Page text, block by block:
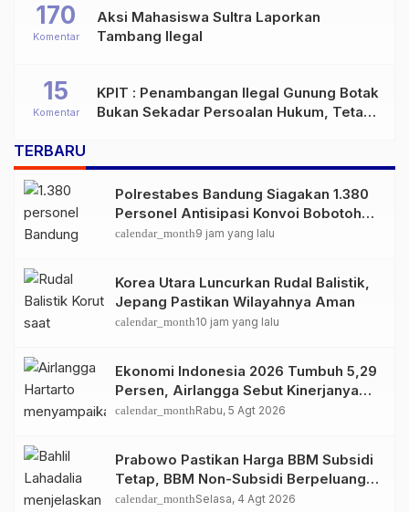
Aksi Mahasiswa Sultra Laporkan
Tambang Ilegal
170
Komentar
KPIT : Penambangan Ilegal Gunung Botak
Bukan Sekadar Persoalan Hukum, Tetapi
15
Komentar
TERBARU
Polrestabes Bandung Siagakan 1.380
Personel Antisipasi Konvoi Bobotoh
Usai Final Piala Presiden
calendar_month9 jam yang lalu
Korea Utara Luncurkan Rudal Balistik,
Jepang Pastikan Wilayahnya Aman
calendar_month10 jam yang lalu
Ekonomi Indonesia 2026 Tumbuh 5,29
Persen, Airlangga Sebut Kinerjanya
Lampaui Rata-Rata Global
calendar_monthRabu, 5 Agt 2026
Prabowo Pastikan Harga BBM Subsidi
Tetap, BBM Non-Subsidi Berpeluang
Turun
calendar_monthSelasa, 4 Agt 2026